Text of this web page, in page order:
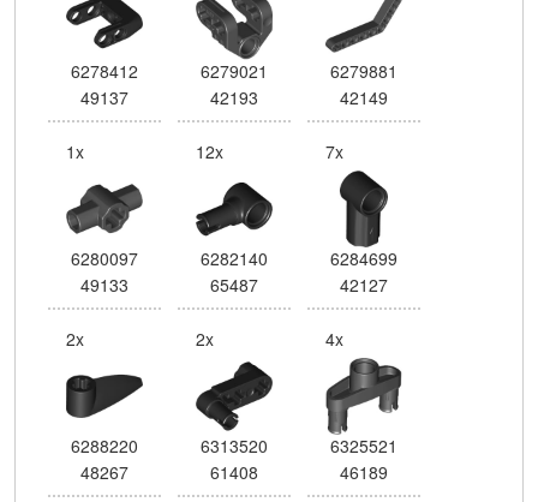
6278412
49137
6279021
42193
6279881
42149
1x
6280097
49133
12x
6282140
65487
7x
6284699
42127
2x
6288220
48267
2x
6313520
61408
4x
6325521
46189